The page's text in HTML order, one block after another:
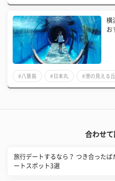
横
お
#八景島 #日本丸 #港の見える
合わせ
旅行デートするなら？ つき合った
ートスポット3選